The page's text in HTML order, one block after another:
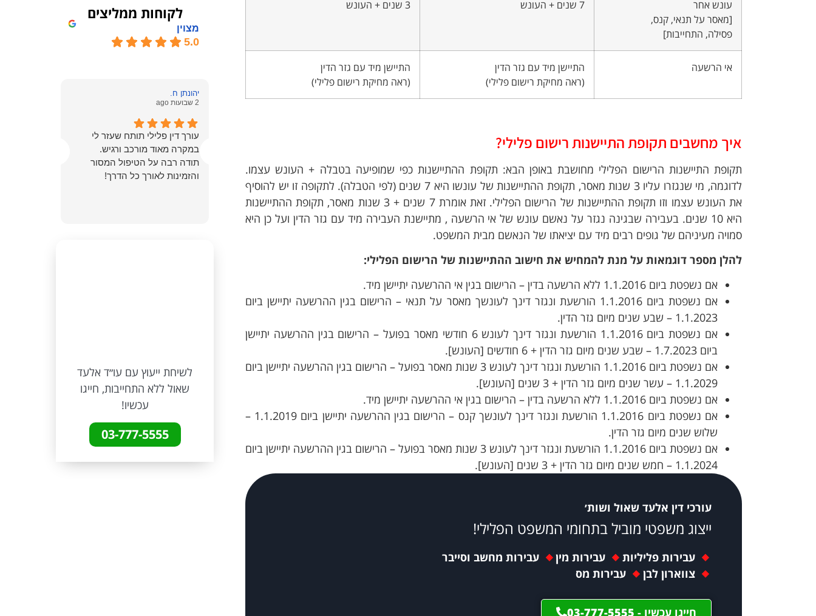
עונש אחר
[מאסר על תנאי, קנס,
פסילה, התחייבות]
7 שנים + העונש 3 שנים + העונש
אי הרשעה
התיישן מיד עם גזר הדין
(ראה מחיקת רישום פלילי)
התיישן מיד עם גזר הדין
(ראה מחיקת רישום פלילי)
איך מחשבים תקופת התיישנות רישום פלילי?
תקופת התיישנות הרישום הפלילי מחושבת באופן הבא: תקופת ההתיישנות כפי שמופיעה בטבלה + העונש עצמו.
לדוגמה, מי שנגזרו עליו 3 שנות מאסר, תקופת ההתיישנות של עונשו היא 7 שנים (לפי הטבלה). לתקופה זו יש להוסיף
את העונש עצמו וזו תקופת ההתיישנות של הרישום הפלילי. זאת אומרת 7 שנים + 3 שנות מאסר, תקופת ההתיישנות
היא 10 שנים. בעבירה שבגינה נגזר על נאשם עונש של אי הרשעה , מתיישנת העבירה מיד עם גזר הדין ועל כן היא
סמויה מעיניהם של גופים רבים מיד עם יציאתו של הנאשם מבית המשפט.
להלן מספר דוגמאות על מנת להמחיש את חישוב ההתיישנות של הרישום הפלילי:
אם נשפטת ביום 1.1.2016 ללא הרשעה בדין – הרישום בגין אי ההרשעה יתיישן מיד.
אם נשפטת ביום 1.1.2016 הורשעת ונגזר דינך לעונשך מאסר על תנאי – הרישום בגין ההרשעה יתיישן ביום
1.1.2023 – שבע שנים מיום גזר הדין.
אם נשפטת ביום 1.1.2016 הורשעת ונגזר דינך לעונש 6 חודשי מאסר בפועל – הרישום בגין ההרשעה יתיישן
ביום 1.7.2023 – שבע שנים מיום גזר הדין + 6 חודשים [העונש].
אם נשפטת ביום 1.1.2016 הורשעת ונגזר דינך לעונש 3 שנות מאסר בפועל – הרישום בגין ההרשעה יתיישן ביום
1.1.2029 – עשר שנים מיום גזר הדין + 3 שנים [העונש].
אם נשפטת ביום 1.1.2016 ללא הרשעה בדין – הרישום בגין אי ההרשעה יתיישן מיד.
אם נשפטת ביום 1.1.2016 הורשעת ונגזר דינך לעונשך קנס – הרישום בגין ההרשעה יתיישן ביום 1.1.2019 –
שלוש שנים מיום גזר הדין.
אם נשפטת ביום 1.1.2016 הורשעת ונגזר דינך לעונש 3 שנות מאסר בפועל – הרישום בגין ההרשעה יתיישן ביום
1.1.2024 – חמש שנים מיום גזר הדין + 3 שנים [העונש].
עורכי דין אלעד שאול ושות׳
ייצוג משפטי מוביל בתחומי המשפט הפלילי!
עבירות פליליות עבירות מין
עבירות מחשב וסייבר
צווארון לבן
עבירות מס
חייגו עכשיו - 03-777-5555
לקוחות ממליצים
מצוין
5.0
יהונתן ח.
2 שבועות ago
עורך דין פלילי תותח שעזר לי
במקרה מאוד מורכב ורגיש.
תודה רבה על הטיפול המסור
והזמינות לאורך כל הדרך!
לשיחת ייעוץ עם עו״ד אלעד
שאול ללא התחייבות, חייגו
עכשיו!
03-777-5555